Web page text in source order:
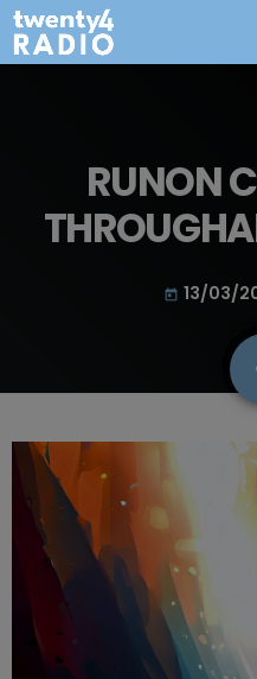
RUNON
today 13/03/